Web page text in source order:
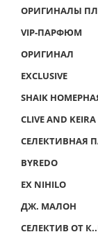
ОРИГИНАЛЫ
VIP-ПАРФЮМ
ОРИГИНАЛ
EXCLUSIVE
SHAIK
CLIVE AND KEIRA
СЕЛЕКТИВНАЯ
BYREDO
EX NIHILO
ДЖ. МАЛОН
СЕЛЕКТИВ ОТ